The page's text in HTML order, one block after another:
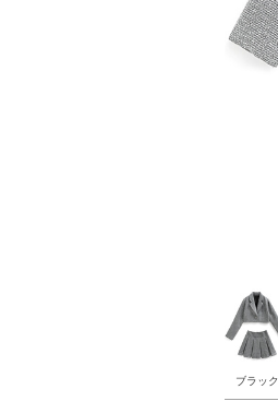
ブラック